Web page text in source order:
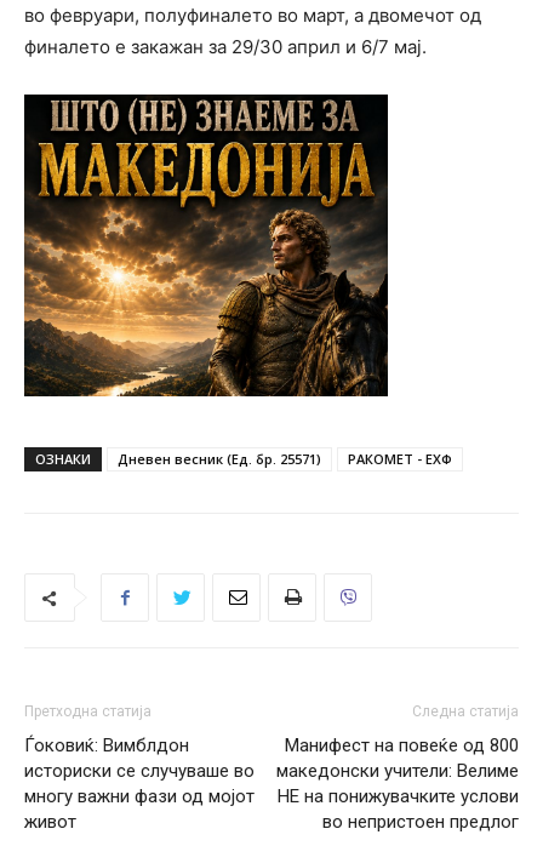
во февруари, полуфиналето во март, а двомечот од
финалето е закажан за 29/30 април и 6/7 мај.
ОЗНАКИ Дневен весник (Ед. бр. 25571) РАКОМЕТ - ЕХФ
Претходна статија
Ѓоковиќ: Вимблдон
историски се случуваше во
многу важни фази од мојот
живот
Следна статија
Манифест на повеќе од 800
македонски учители: Велиме
НЕ на понижувачките услови
во непристоен предлог